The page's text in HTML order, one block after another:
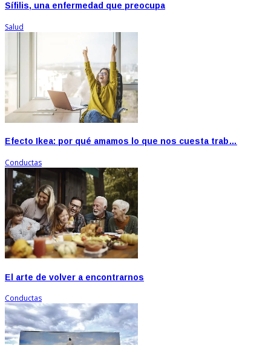
Sífilis, una enfermedad que preocupa
Salud
Efecto Ikea: por qué amamos lo que nos cuesta trab…
Conductas
El arte de volver a encontrarnos
Conductas